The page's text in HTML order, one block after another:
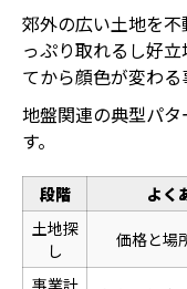
郊外の広い土地を
っぷり取れるし好
てから顔色が変わる
地盤関連の典型パ
す。
段階 よく
土地探
し
価格と場
事業計